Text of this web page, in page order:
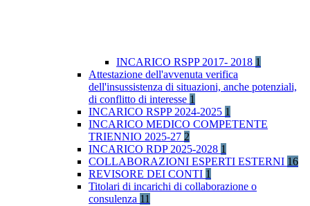
INCARICO RSPP 2017- 2018 1
Attestazione dell'avvenuta verifica
dell'insussistenza di situazioni, anche potenziali,
di conflitto di interesse 1
INCARICO RSPP 2024-2025 1
INCARICO MEDICO COMPETENTE
TRIENNIO 2025-27 2
INCARICO RDP 2025-2028 1
COLLABORAZIONI ESPERTI ESTERNI 16
REVISORE DEI CONTI 1
Titolari di incarichi di collaborazione o
consulenza 11